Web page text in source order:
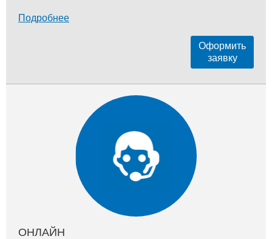
Подробнее
Оформить
заявку
ОНЛАЙН